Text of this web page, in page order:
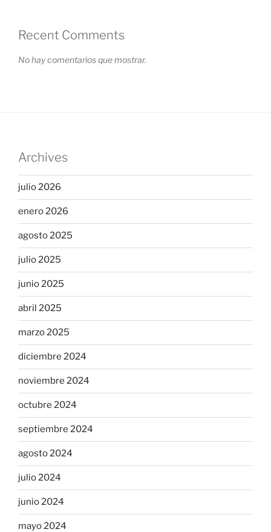
Recent Comments
No hay comentarios que mostrar.
Archives
julio 2026
enero 2026
agosto 2025
julio 2025
junio 2025
abril 2025
marzo 2025
diciembre 2024
noviembre 2024
octubre 2024
septiembre 2024
agosto 2024
julio 2024
junio 2024
mayo 2024